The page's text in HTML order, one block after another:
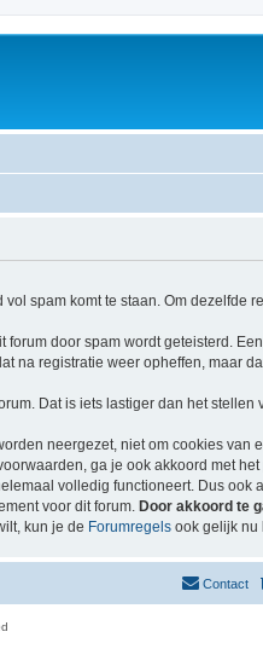
spam komt te staan. Om dezelfde
door spam wordt geteisterd.
na registratie weer opheffen, maar
Dat is iets lastiger dan het
neergezet, niet om cookies van
ga je ook akkoord met
volledig functioneert. Dus ook
voor dit forum. Door akkoord te
kun je de Forumregels ook gelijk nu
Contact